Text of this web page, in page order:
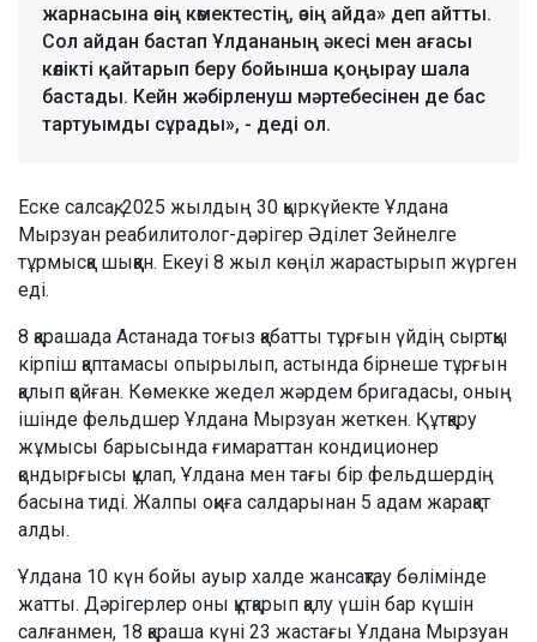
жарнасына өзің көмектестің, өзің айда» деп айтты.
Сол айдан бастап Ұлдананың әкесі мен ағасы
көлікті қайтарып беру бойынша қоңырау шала
бастады. Кейн жәбірленуш мәртебесінен де бас
тартуымды сұрады», - деді ол.
Еске салсақ, 2025 жылдың 30 қыркүйекте Ұлдана
Мырзуан реабилитолог-дәрігер Әділет Зейнелге
тұрмысқа шыққан. Екеуі 8 жыл көңіл жарастырып жүрген
еді.
8 қарашада Астанада тоғыз қабатты тұрғын үйдің сыртқы
кірпіш қаптамасы опырылып, астында бірнеше тұрғын
қалып қойған. Көмекке жедел жәрдем бригадасы, оның
ішінде фельдшер Ұлдана Мырзуан жеткен. Құтқару
жұмысы барысында ғимараттан кондиционер
қондырғысы құлап, Ұлдана мен тағы бір фельдшердің
басына тиді. Жалпы оқиға салдарынан 5 адам жарақат
алды.
Ұлдана 10 күн бойы ауыр халде жансақтау бөлімінде
жатты. Дәрігерлер оны құтқарып қалу үшін бар күшін
салғанмен, 18 қараша күні 23 жастағы Ұлдана Мырзуан